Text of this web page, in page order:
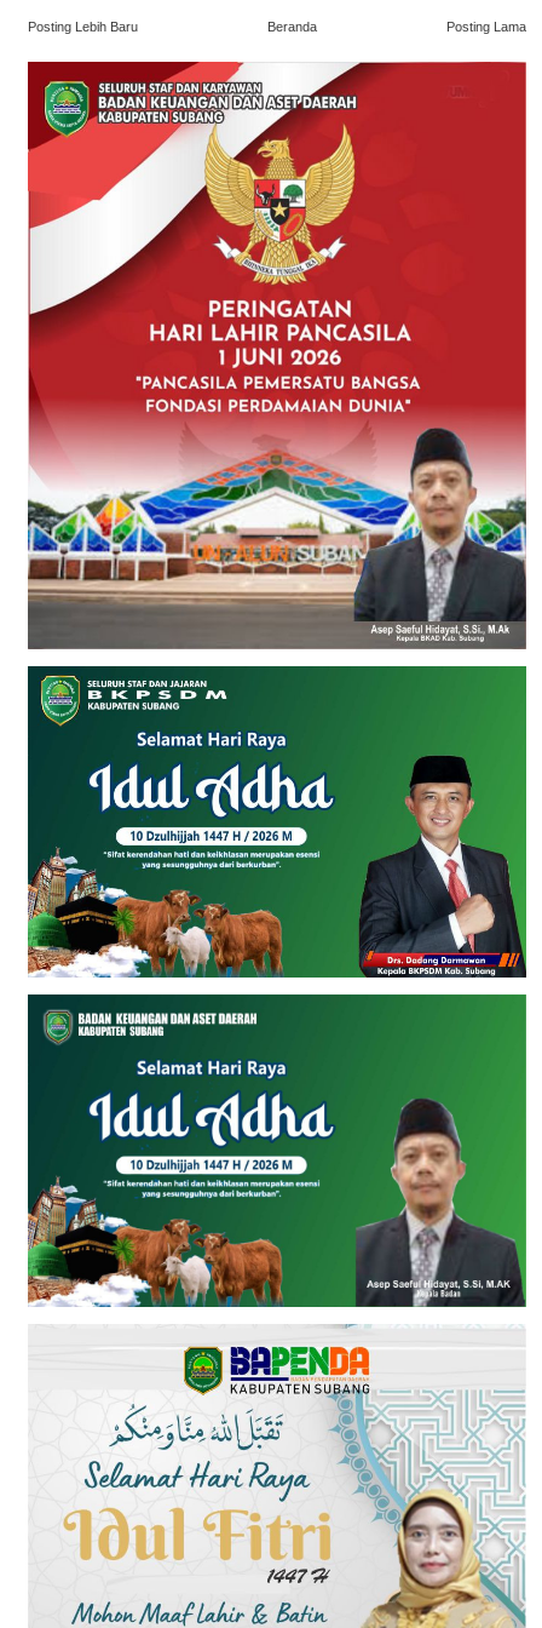
Posting Lebih Baru Posting Lama
Beranda